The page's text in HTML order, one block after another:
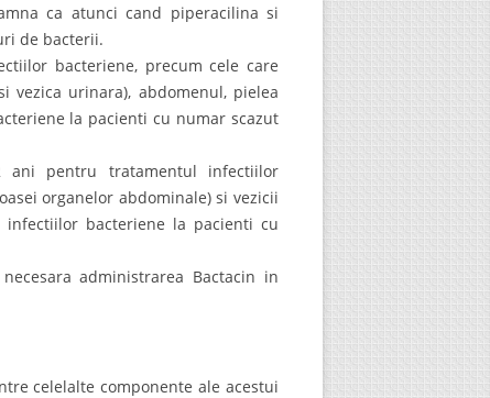
ca atunci cand piperacilina si
de bacterii.
bacteriene, precum cele care
urinara), abdomenul, pielea
la pacienti cu numar scazut
ani pentru tratamentul infectiilor
organelor abdominale) si vezicii
bacteriene la pacienti cu
administrarea Bactacin in
celelalte componente ale acestui